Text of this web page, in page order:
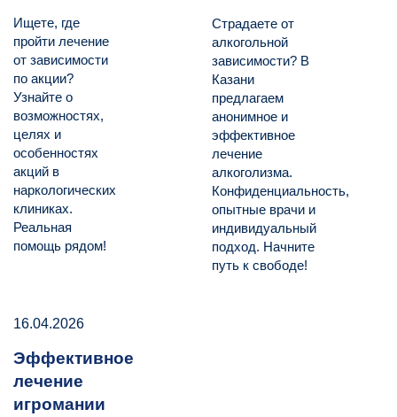
Ищете, где
пройти лечение
от зависимости
по акции?
Узнайте о
возможностях,
целях и
особенностях
акций в
наркологических
клиниках.
Реальная
помощь рядом!
Страдаете от
алкогольной
зависимости? В
Казани
предлагаем
анонимное и
эффективное
лечение
алкоголизма.
Конфиденциальность,
опытные врачи и
индивидуальный
подход. Начните
путь к свободе!
16.04.2026
Эффективное
лечение
игромании